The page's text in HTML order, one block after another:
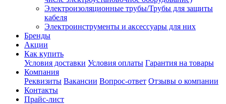
Электроизоляционные трубы/Трубы для защиты
кабеля
Электроинструменты и аксессуары для них
Бренды
Акции
Как купить
Условия доставки Условия оплаты Гарантия на товары
Компания
Реквизиты Вакансии Вопрос-ответ Отзывы о компании
Контакты
Прайс-лист